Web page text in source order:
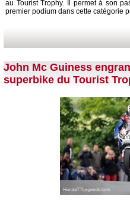
au Tourist Trophy. Il permet à son
premier podium dans cette catégorie
John Mc Guiness
superbike du Tourist